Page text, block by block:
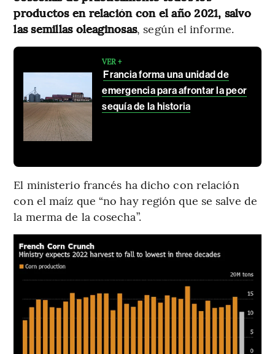
productos en relación con el año 2021, salvo
las semillas oleaginosas, según el informe.
VER +
Francia forma una unidad de
emergencia para afrontar la peor
sequía de la historia
El ministerio francés ha dicho con relación
con el maíz que “no hay región que se salve de
la merma de la cosecha”.